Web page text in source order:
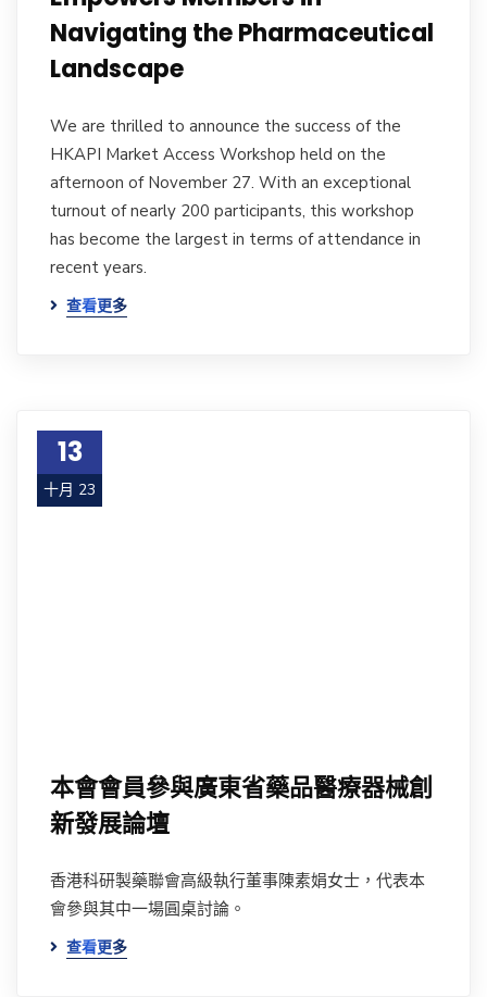
Navigating the Pharmaceutical
Landscape
We are thrilled to announce the success of the
HKAPI Market Access Workshop held on the
afternoon of November 27. With an exceptional
turnout of nearly 200 participants, this workshop
has become the largest in terms of attendance in
recent years.
查看更多
13
十月 23
本會會員參與廣東省藥品醫療器械創
新發展論壇
香港科研製藥聯會高級執行董事陳素娟女士，代表本
會參與其中一場圓桌討論。
查看更多